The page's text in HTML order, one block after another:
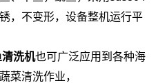
，不变形，设备整机运行平
洗机也可广泛应用到各种海
菜清洗作业，